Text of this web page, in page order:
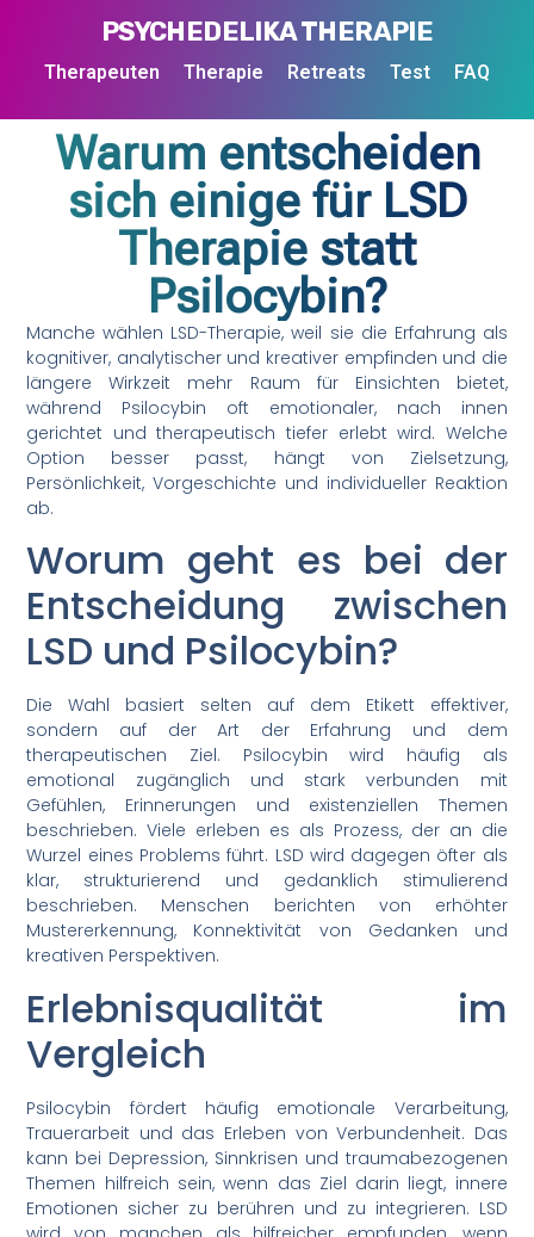
PSYCHEDELIKA THERAPIE
Therapeuten Therapie Retreats Test FAQ
Warum entscheiden
sich einige für LSD
Therapie statt
Psilocybin?
Manche wählen LSD-Therapie, weil sie die Erfahrung als
kognitiver, analytischer und kreativer empfinden und die
längere Wirkzeit mehr Raum für Einsichten bietet,
während Psilocybin oft emotionaler, nach innen
gerichtet und therapeutisch tiefer erlebt wird. Welche
Option besser passt, hängt von Zielsetzung,
Persönlichkeit, Vorgeschichte und individueller Reaktion
ab.
Worum geht es bei der
Entscheidung zwischen
LSD und Psilocybin?
Die Wahl basiert selten auf dem Etikett effektiver,
sondern auf der Art der Erfahrung und dem
therapeutischen Ziel. Psilocybin wird häufig als
emotional zugänglich und stark verbunden mit
Gefühlen, Erinnerungen und existenziellen Themen
beschrieben. Viele erleben es als Prozess, der an die
Wurzel eines Problems führt. LSD wird dagegen öfter als
klar, strukturierend und gedanklich stimulierend
beschrieben. Menschen berichten von erhöhter
Mustererkennung, Konnektivität von Gedanken und
kreativen Perspektiven.
Erlebnisqualität im
Vergleich
Psilocybin fördert häufig emotionale Verarbeitung,
Trauerarbeit und das Erleben von Verbundenheit. Das
kann bei Depression, Sinnkrisen und traumabezogenen
Themen hilfreich sein, wenn das Ziel darin liegt, innere
Emotionen sicher zu berühren und zu integrieren. LSD